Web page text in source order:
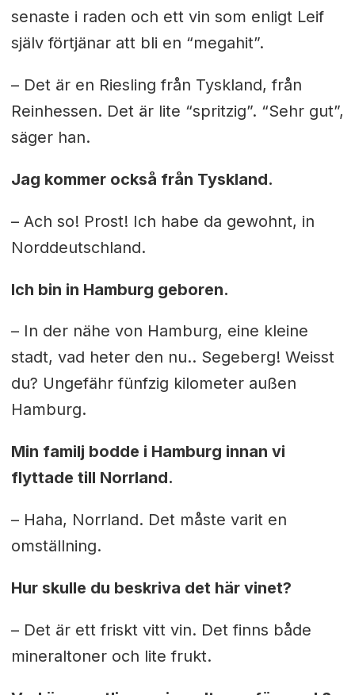
senaste i raden och ett vin som enligt Leif
själv förtjänar att bli en “megahit”.
– Det är en Riesling från Tyskland, från
Reinhessen. Det är lite “spritzig”. “Sehr gut”,
säger han.
Jag kommer också från Tyskland.
– Ach so! Prost! Ich habe da gewohnt, in
Norddeutschland.
Ich bin in Hamburg geboren.
– In der nähe von Hamburg, eine kleine
stadt, vad heter den nu.. Segeberg! Weisst
du? Ungefähr fünfzig kilometer außen
Hamburg.
Min familj bodde i Hamburg innan vi
flyttade till Norrland.
– Haha, Norrland. Det måste varit en
omställning.
Hur skulle du beskriva det här vinet?
– Det är ett friskt vitt vin. Det finns både
mineraltoner och lite frukt.